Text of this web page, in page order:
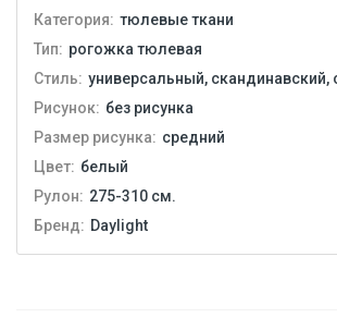
Категория: тюлевые ткани
Тип: рогожка тюлевая
Стиль: универсальный,
Рисунок: без рисунка
Размер рисунка: средний
Цвет: белый
Рулон: 275-310 см.
Бренд: Daylight